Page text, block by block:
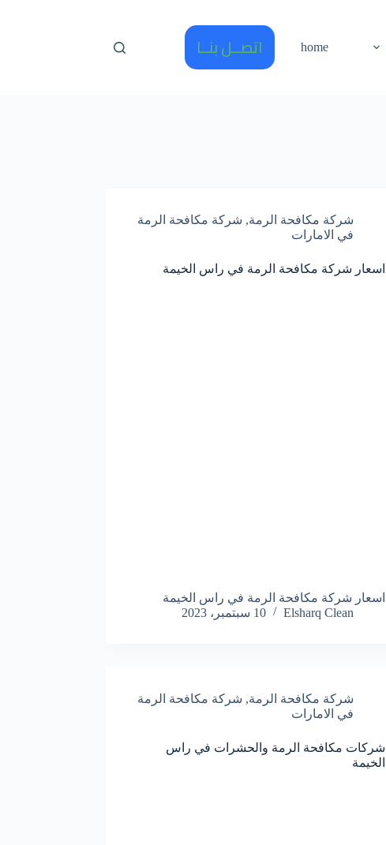
home اتصــل بنــا
شركة مكافحة الرمة, شركة مكافحة الرمة
في الامارات
اسعار شركة مكافحة الرمة في راس الخيمة
اسعار شركة مكافحة الرمة في راس الخيمة
Elsharq Clean
10 سبتمبر، 2023
شركة مكافحة الرمة, شركة مكافحة الرمة
في الامارات
شركات مكافحة الرمة والحشرات في راس
الخيمة